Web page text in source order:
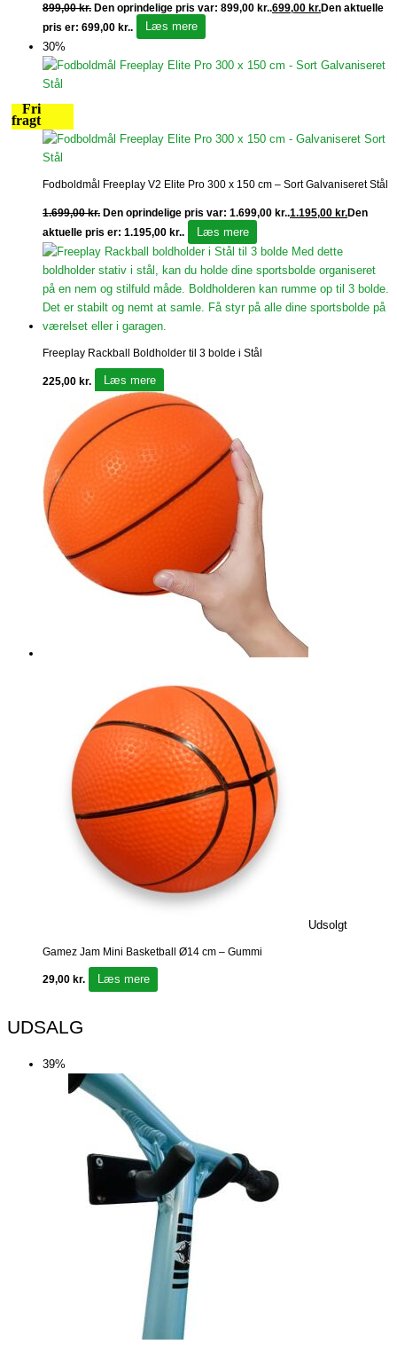
899,00kr. Den oprindelige pris var: 899,00 kr..699,00 kr.Den aktuelle
pris er: 699,00 kr..
Læs mere
30%
Fri
fragt
Fodboldmål Freeplay V2 Elite Pro 300 x 150 cm – Sort Galvaniseret Stål
1.699,00kr. Den oprindelige pris var: 1.699,00 kr..1.195,00 kr.Den
aktuelle pris er: 1.195,00 kr..
Læs mere
Freeplay Rackball Boldholder til 3 bolde i Stål
225,00 kr. Læs mere
Udsolgt
Gamez Jam Mini Basketball Ø14 cm – Gummi
29,00 kr. Læs mere
UDSALG
39%